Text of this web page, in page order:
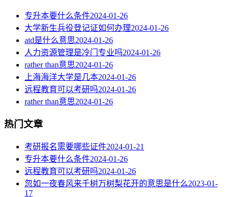
专升本要什么条件2024-01-26
大学新生兵役登记证如何办理2024-01-26
atd是什么意思2024-01-26
人力资源管理是冷门专业吗2024-01-26
rather than意思2024-01-26
上海海洋大学是几本2024-01-26
远程教育可以考研吗2024-01-26
rather than意思2024-01-26
热门文章
考研报名需要哪些证件2024-01-21
专升本要什么条件2024-01-26
远程教育可以考研吗2024-01-26
忽如一夜春风来千树万树梨花开的意思是什么2023-01-
17